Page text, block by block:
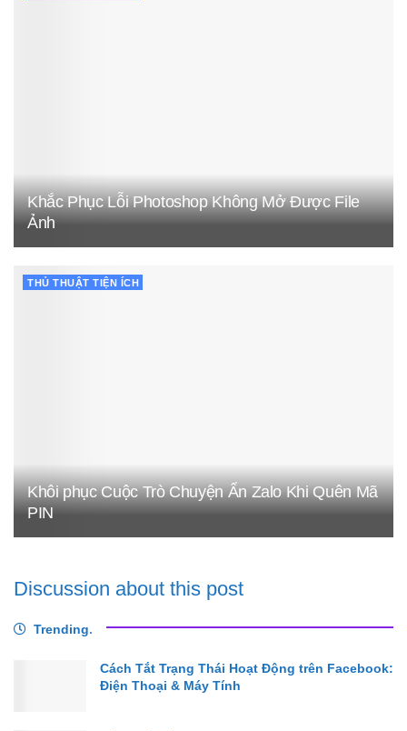
Khắc Phục Lỗi Photoshop Không Mở Được File
Ảnh
THỦ THUẬT TIỆN ÍCH
Khôi phục Cuộc Trò Chuyện Ẩn Zalo Khi Quên Mã
PIN
Discussion about this post
Trending.
Cách Tắt Trạng Thái Hoạt Động trên Facebook:
Điện Thoại & Máy Tính